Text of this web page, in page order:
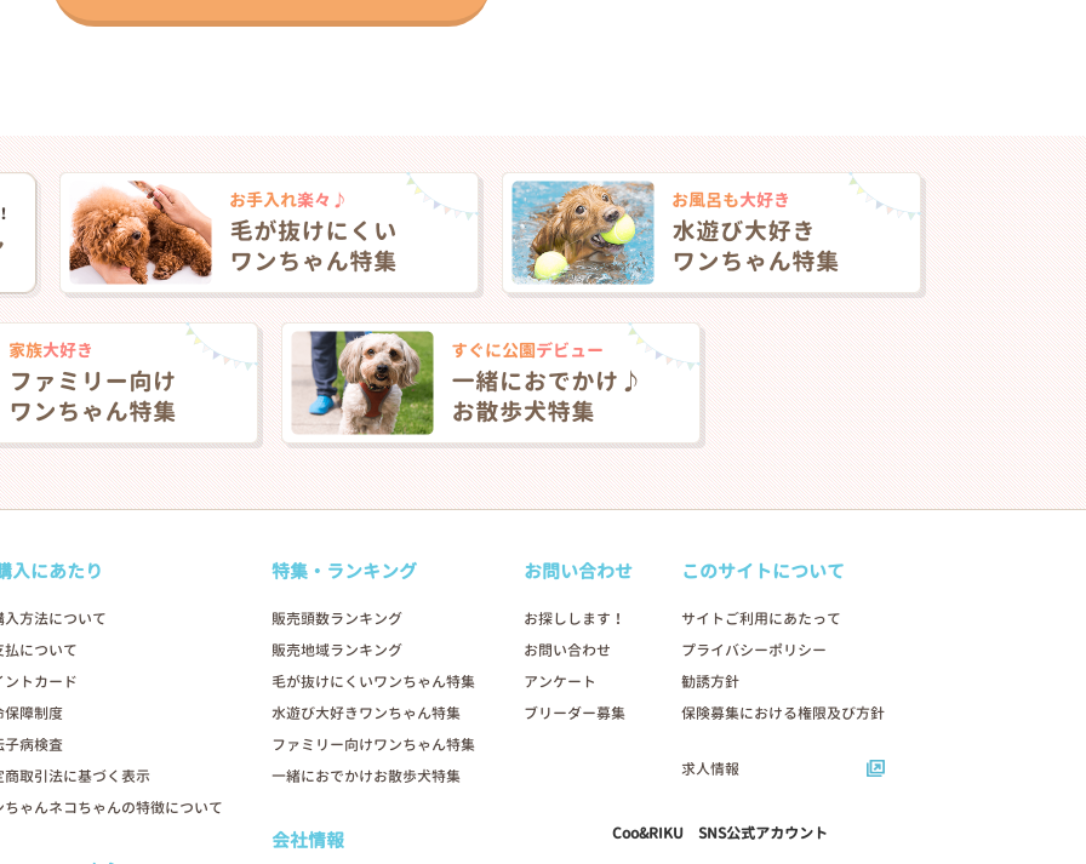
入にあたり
入方法について
払について
ントカード
保障制度
子病検査
商取引法に基づく表示
ちゃんネコちゃんの特徴について
特集・ランキング
販売頭数ランキング
販売地域ランキング
毛が抜けにくいワンちゃん特集
水遊び大好きワンちゃん特集
ファミリー向けワンちゃん特集
一緒におでかけお散歩犬特集
会社情報
お問い合わせ
お探しします！
お問い合わせ
アンケート
ブリーダー募集
このサイトについて
サイトご利用にあたって
プライバシーポリシー
勧誘方針
保険募集における権限及び方針
求人情報
Coo&RIKU SNS公式アカウント